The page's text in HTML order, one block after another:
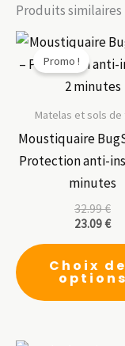
Produits similaires
Promo !
Matelas et sols
Moustiquaire
Protection anti-
minutes
32.99€
23.09€
Choix
options